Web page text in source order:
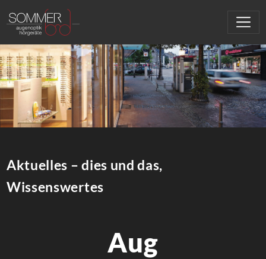
Aktuelles – dies und das,
Wissenswertes
Aug